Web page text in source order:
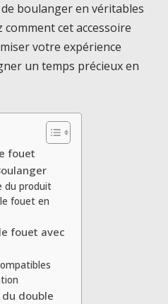
boulanger en véritables
cet accessoire
votre expérience
un temps précieux en
fouet
du produit
fouet en
fouet avec
du double